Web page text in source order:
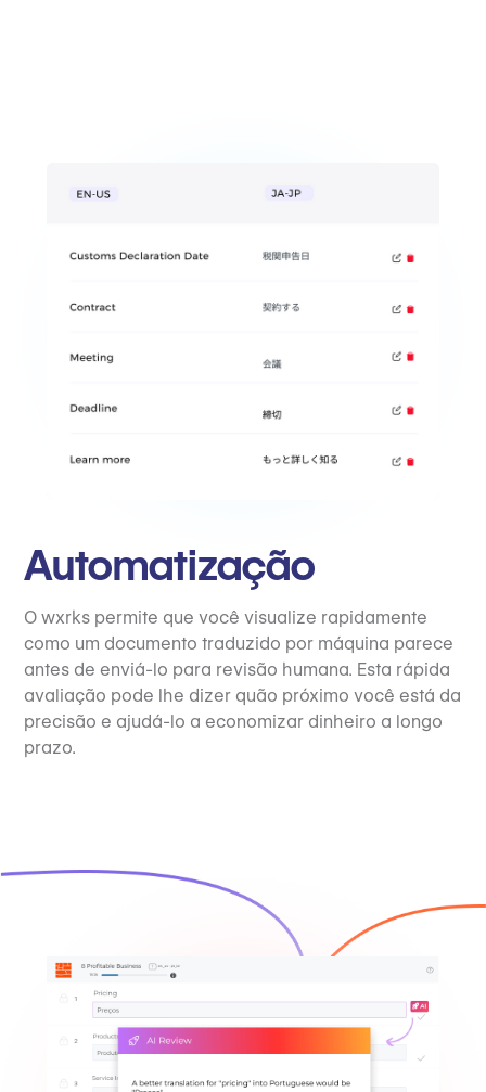
Automatização
O wxrks permite que você visualize rapidamente
como um documento traduzido por máquina parece
antes de enviá-lo para revisão humana. Esta rápida
avaliação pode lhe dizer quão próximo você está da
precisão e ajudá-lo a economizar dinheiro a longo
prazo.